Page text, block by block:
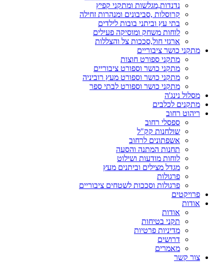
נדנדות,מגלשות ומתקני קפיץ
קרוסלות ,סביבונים ומנהרות זחילה
בתי עץ וביתני בובות לילדים
לוחות משחק ומוסיקה פעילים
ארגזי חול,סככות צל והצללות
מתקני כושר ציבוריים
מתקני ספורט חוצות
מתקני כושר וספורט ציבוריים
מתקני כושר וספורט מעץ רוביניה
מתקני כושר וספורט לבתי ספר
מסלול נינג'ה
מתקנים לכלבים
ריהוט רחוב
ספסלי רחוב
שולחנות קק"ל
אשפתונים לרחוב
תחנות המתנה והסעה
לוחות מודעות ושילוט
מגדל מצילים וביתנים מעץ
פרגולות
פרגולות וסככות לשטחים ציבוריים
פרויקטים
אודות
אודות
תקני בטיחות
מדיניות פרטיות
דרושים
מאמרים
צור קשר